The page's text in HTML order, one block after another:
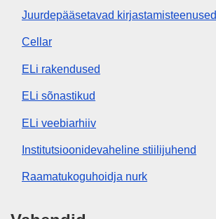
Juurdepääsetavad kirjastamisteenused
Cellar
ELi rakendused
ELi sõnastikud
ELi veebiarhiiv
Institutsioonidevaheline stiilijuhend
Raamatukoguhoidja nurk